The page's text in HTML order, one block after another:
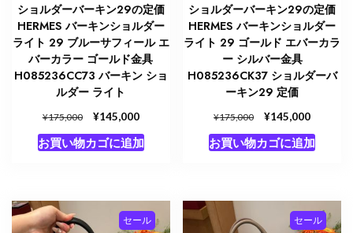
ショルダーバーキン29の定価
HERMES バーキンショルダー
ライト 29 ブルーサフィール エ
バーカラー ゴールド金具
H085236CC73 バーキン ショ
ルダー ライト
¥175,000
元
の
価
し
¥145,000現
在
の
¥145,000
で
お買い物カゴに追加
ショルダーバーキン29の定価
HERMES バーキンショルダー
ライト 29 ゴールド エバーカラ
ー シルバー金具
H085236CK37 ショルダーバ
ーキン29 定価
¥175,000
元
の
価
し
¥145,000現
在
の
で
お買い物カゴに追加
セール セール